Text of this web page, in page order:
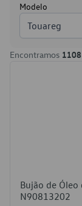
Modelo
Touareg
Encontramos 1108
Bujão de
N90813202